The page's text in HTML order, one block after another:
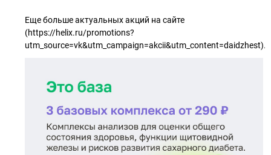
Еще больше актуальных акций на сайте
(https://helix.ru/promotions?
utm_source=vk&utm_campaign=akcii&utm_content=daidzhest).